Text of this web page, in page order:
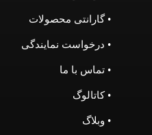
• گارانتی محصولات
• درخواست نمایندگی
• تماس با ما
• کاتالوگ
• وبلاگ